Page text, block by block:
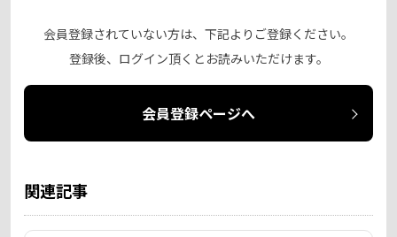
会員登録されていない方は、下記よりご登録ください。
登録後、ログイン頂くとお読みいただけます。
会員登録ページへ
関連記事